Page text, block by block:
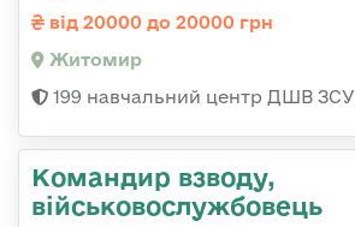
від 20000 до 20000 грн
Житомир
199 навчальний центр ДШВ ЗСУ
Командир взводу,
військовослужбовець